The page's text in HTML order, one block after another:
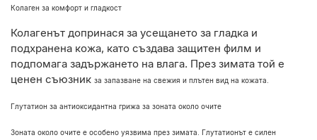
Колаген за комфорт и гладкост
Колагенът допринася за усещането за гладка и
подхранена кожа, като създава защитен филм и
подпомага задържането на влага. През зимата той е
ценен съюзник за запазване на свежия и плътен вид на кожата.
Глутатион за антиоксидантна грижа за зоната около очите
Зоната около очите е особено уязвима през зимата. Глутатионът е силен